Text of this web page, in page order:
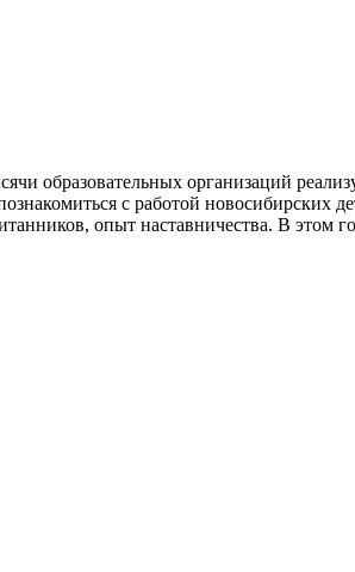
образовательных организаций
с работой новосибирских
опыт наставничества. В этом